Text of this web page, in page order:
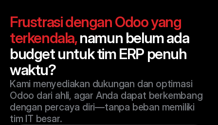
Frustrasi dengan Odoo yang
terkendala, namun belum ada
budget untuk tim ERP penuh
waktu?
Kami menyediakan dukungan dan optimasi
Odoo dari ahli, agar Anda dapat berkembang
dengan percaya diri—tanpa beban memiliki
tim IT besar.